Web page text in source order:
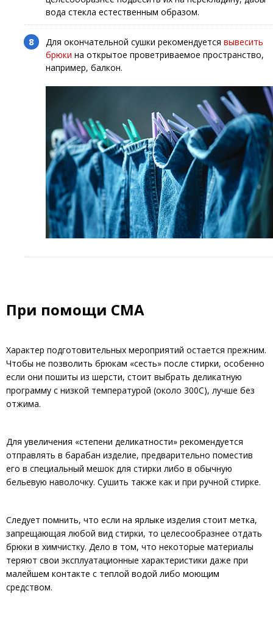
вода стекла естественным образом.
Для окончательной сушки рекомендуется вывесить
брюки на открытое проветриваемое пространство,
например, балкон.
При помощи СМА
Характер подготовительных мероприятий остается прежним.
Чтобы не позволить брюкам «сесть» после стирки, особенно
если они пошиты из шерсти, стоит выбрать деликатную
программу с низкой температурой (около 300С), лучше без
отжима.
Для увеличения «степени деликатности» рекомендуется
отправлять в барабан изделие, предварительно поместив
его в специальный мешок для стирки либо в обычную
бельевую наволочку. Сушить также как и при ручной стирке.
Следует помнить, что если на ярлыке изделия стоит метка,
запрещающая любой вид стирки, то целесообразнее отдать
брюки в химчистку. Дело в том, что некоторые материалы
теряют свои эксплуатационные характеристики даже при
малейшем контакте с теплой водой либо моющим
средством.